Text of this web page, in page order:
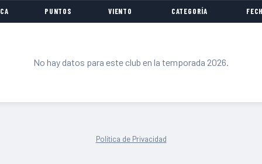
PUNTOS VIENTO CATEGORÍA
No hay datos para este club en la temporada 2026.
Política de Privacidad